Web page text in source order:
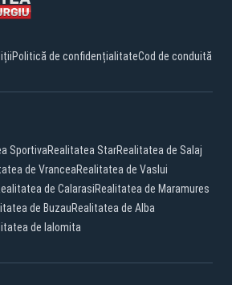
Politică de confidențialitateCod de conduită
SportivaRealitatea StarRealitatea de Salaj
de VranceaRealitatea de Vaslui
de CalarasiRealitatea de Maramures
de BuzauRealitatea de Alba
de Ialomita